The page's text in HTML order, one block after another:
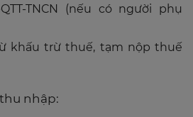
TNCN (nếu có người phụ
khấu trừ thuế, tạm nộp thuế
nhập: